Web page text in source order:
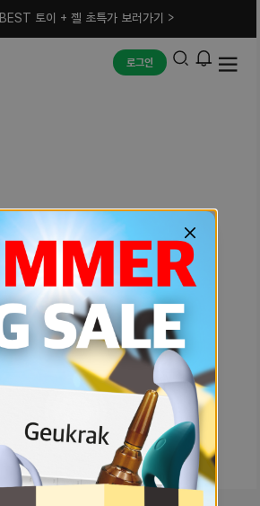
BEST 토이 + 젤 초특가 보러가기 >
로그인
예상치 못한 에러입니다.